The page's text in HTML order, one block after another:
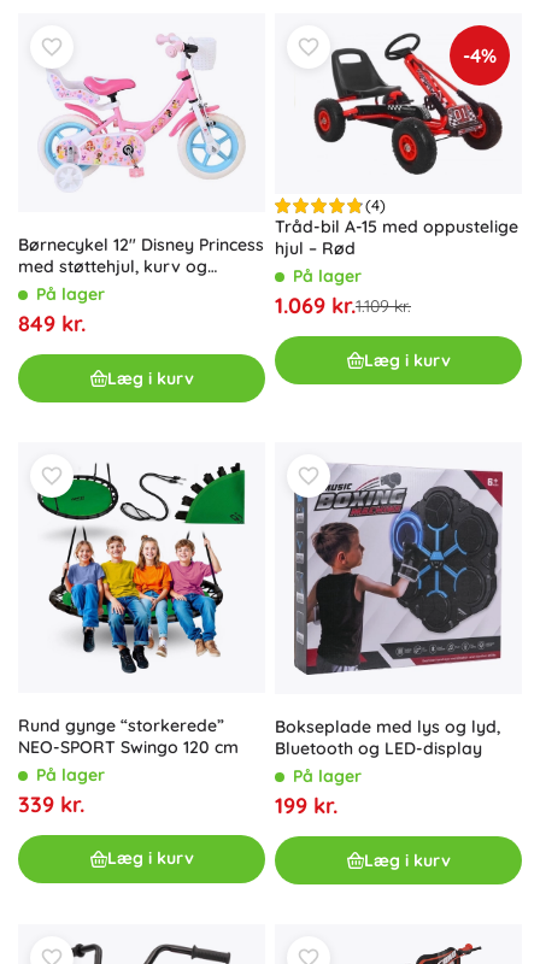
Børnecykel 12" Disney Princess
med støttehjul, kurv og
dukkesæde
På lager
849 kr.
Læg i kurv
-4%
(4)
Tråd-bil A-15 med oppustelige
hjul – Rød
På lager
1.069 kr.1.109 kr.
Læg i kurv
Rund gynge “storkerede”
NEO-SPORT Swingo 120 cm
På lager
339 kr.
Læg i kurv
Bokseplade med lys og lyd,
Bluetooth og LED-display
På lager
199 kr.
Læg i kurv